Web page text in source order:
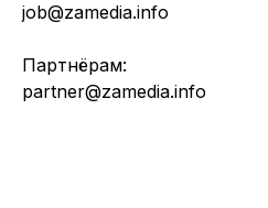
job@zamedia.info
Партнёрам:
partner@zamedia.info